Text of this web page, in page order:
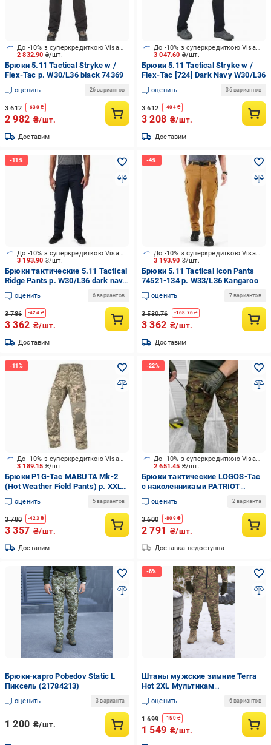
2 832.90 ₴/шт.
До -10% з суперкредиткою Visa Вигода
Брюки 5.11 Tactical Stryke w /
Flex-Tac р. W30/L36 black 74369
оценить 26 вариантов
3 612 -630₴
2 982 ₴/шт.
Доставим
3 047.60 ₴/шт.
До -10% з суперкредиткою Visa Вигода
Брюки 5.11 Tactical Stryke w /
Flex-Tac [724] Dark Navy W30/L36
оценить 36 вариантов
3 612 -404₴
3 208 ₴/шт.
Доставим
3 193.90 ₴/шт.
До -10% з суперкредиткою Visa Вигода
Брюки тактические 5.11 Tactical
Ridge Pants р. W30/L36 dark navy
(74520-724)
оценить 6 вариантов
3 786 -424₴
3 362 ₴/шт.
Доставим
3 193.90 ₴/шт.
До -10% з суперкредиткою Visa Вигода
Брюки 5.11 Tactical Icon Pants
74521-134 р. W33/L36 Kangaroo
оценить 7 вариантов
3 530.76 -168.76₴
3 362 ₴/шт.
Доставим
3 189.15 ₴/шт.
До -10% з суперкредиткою Visa Вигода
Брюки P1G-Tac MABUTA Mk-2
(Hot Weather Field Pants) р. XXL
Ukrainian Digital Camo (MM-14)
оценить 5 вариантов
3 780 -423₴
3 357 ₴/шт.
Доставим
2 651.45 ₴/шт.
До -10% з суперкредиткою Visa Вигода
Брюки тактические LOGOS-Tac
с наколенниками PATRIOT
COMBAT р. XXL мультикам
темный (04-10-00-0010)
оценить 2 варианта
3 600 -809₴
2 791 ₴/шт.
Доставка недоступна
Брюки-карго Pobedov Static L
Пиксель (21784213)
оценить 3 варианта
1 200 ₴/шт.
Штаны мужские зимние Terra
Hot 2XL Мультикам
(1217790412/4)
оценить 6 вариантов
1 699 -150₴
1 549 ₴/шт.